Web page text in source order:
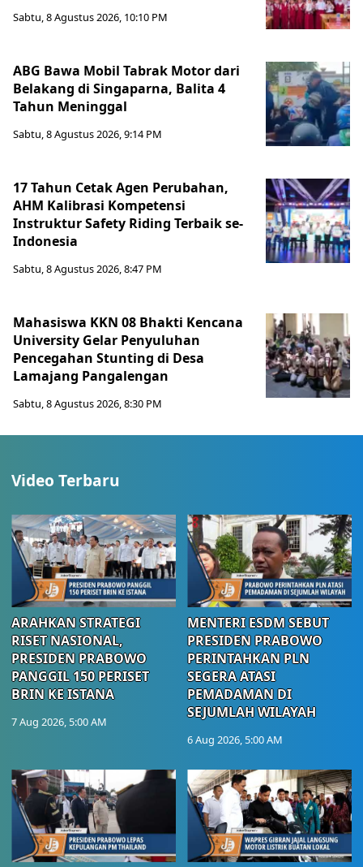
Sabtu, 8 Agustus 2026, 10:10 PM
ABG Bawa Mobil Tabrak Motor dari
Belakang di Singaparna, Balita 4
Tahun Meninggal
Sabtu, 8 Agustus 2026, 9:14 PM
17 Tahun Cetak Agen Perubahan,
AHM Kalibrasi Kompetensi
Instruktur Safety Riding Terbaik se-
Indonesia
Sabtu, 8 Agustus 2026, 8:47 PM
Mahasiswa KKN 08 Bhakti Kencana
University Gelar Penyuluhan
Pencegahan Stunting di Desa
Lamajang Pangalengan
Sabtu, 8 Agustus 2026, 8:30 PM
Video Terbaru
ARAHKAN STRATEGI
RISET NASIONAL,
PRESIDEN PRABOWO
PANGGIL 150 PERISET
BRIN KE ISTANA
7 Aug 2026, 5:00 AM
MENTERI ESDM SEBUT
PRESIDEN PRABOWO
PERINTAHKAN PLN
SEGERA ATASI
PEMADAMAN DI
SEJUMLAH WILAYAH
6 Aug 2026, 5:00 AM